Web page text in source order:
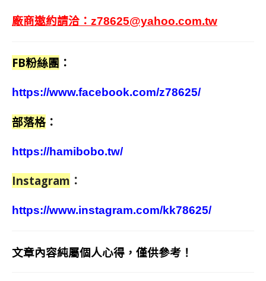
廠商邀約請洽： z78625@yahoo.com.tw
FB粉絲團 ：
https://www.facebook.com/z78625/
部落格 ：
https://hamibobo.tw/
Instagram ：
https://www.instagram.com/kk78625/
文章內容純屬個人心得，僅供參考！